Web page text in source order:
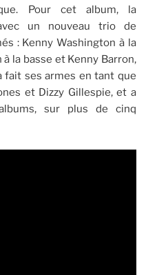
Pour cet album, la
un nouveau trio de
: Kenny Washington à la
la basse et Kenny Barron,
fait ses armes en tant que
et Dizzy Gillespie, et a
sur plus de cinq